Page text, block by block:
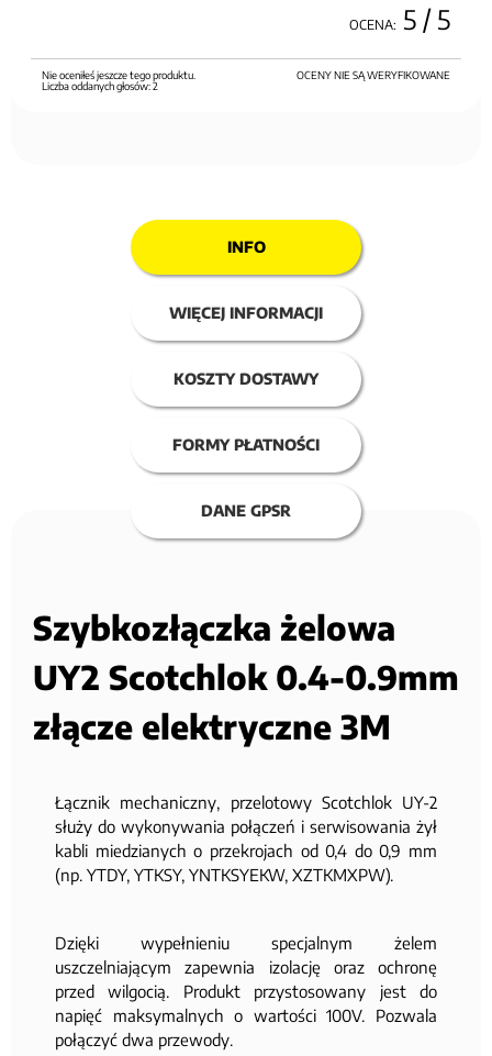
OCENA: 5 / 5
OCENY NIE SĄ WERYFIKOWANE
Nie oceniłeś jeszcze tego produktu.
Liczba oddanych głosów:2
INFO
WIĘCEJ INFORMACJI
KOSZTY DOSTAWY
FORMY PŁATNOŚCI
DANE GPSR
Szybkozłączka żelowa
UY2 Scotchlok 0.4-0.9mm
złącze elektryczne 3M
Łącznik mechaniczny, przelotowy Scotchlok UY-2
służy do wykonywania połączeń i serwisowania żył
kabli miedzianych o przekrojach od 0,4 do 0,9 mm
(np. YTDY, YTKSY, YNTKSYEKW, XZTKMXPW).
Dzięki wypełnieniu specjalnym żelem
uszczelniającym zapewnia izolację oraz ochronę
przed wilgocią. Produkt przystosowany jest do
napięć maksymalnych o wartości 100V. Pozwala
połączyć dwa przewody.